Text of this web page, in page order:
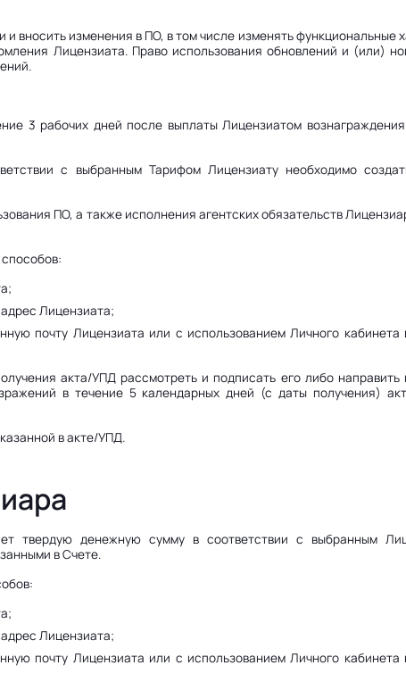
вносить изменения в ПО, в том числе изменять функциональные
Лицензиата. Право использования обновлений и (или)
3 рабочих дней после выплаты Лицензиатом
с выбранным Тарифом Лицензиату необходимо
ПО, а также исполнения агентских обязательств
Лицензиата;
почту Лицензиата или с использованием Личного
акта/УПД рассмотреть и подписать его либо
в течение 5 календарных дней (с даты получения)
в акте/УПД.
твердую денежную сумму в соответствии с выбранным
в Счете.
Лицензиата;
почту Лицензиата или с использованием Личного